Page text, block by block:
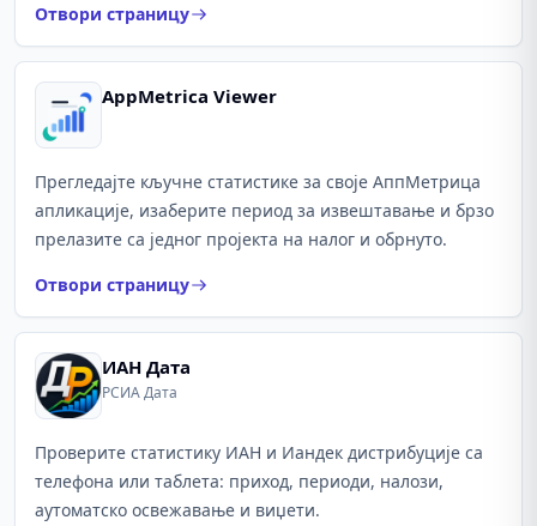
Отвори страницу
AppMetrica Viewer
Прегледајте кључне статистике за своје АппМетрица
апликације, изаберите период за извештавање и брзо
прелазите са једног пројекта на налог и обрнуто.
Отвори страницу
ИАН Дата
РСИА Дата
Проверите статистику ИАН и Иандек дистрибуције са
телефона или таблета: приход, периоди, налози,
аутоматско освежавање и виџети.